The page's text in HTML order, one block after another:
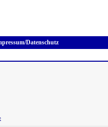
Datenschutz